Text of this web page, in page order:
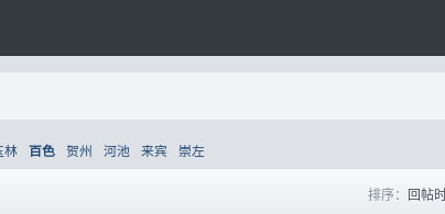
林 百色 贺州 河池 来宾 崇左
排序： 回帖